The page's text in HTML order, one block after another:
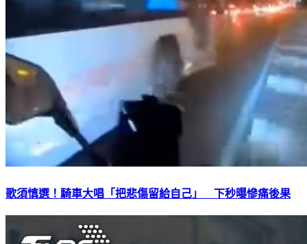
歌須慎選！騎車大唱「把悲傷留給自己」 下秒曝慘痛後果